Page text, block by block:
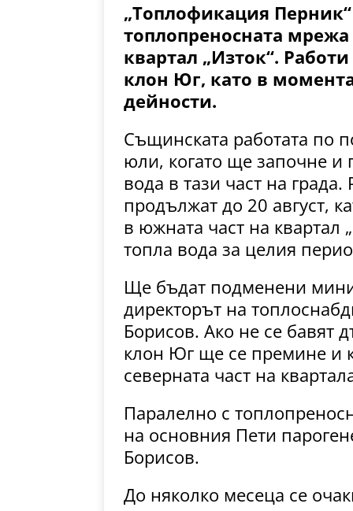
„Топлофикация
топлопреносната
квартал „Изток“.
клон Юг, като в
дейности.
Същинската работата по
юли, когато ще започне и
вода в тази част на
продължат до 20 август,
в южната част на квартал
топла вода за целия
Ще бъдат подменени
директорът на
Борисов. Ако не се бавят
клон Юг ще се премине и
северната част на
Паралелно с
на основния Пети
Борисов.
До няколко месеца се